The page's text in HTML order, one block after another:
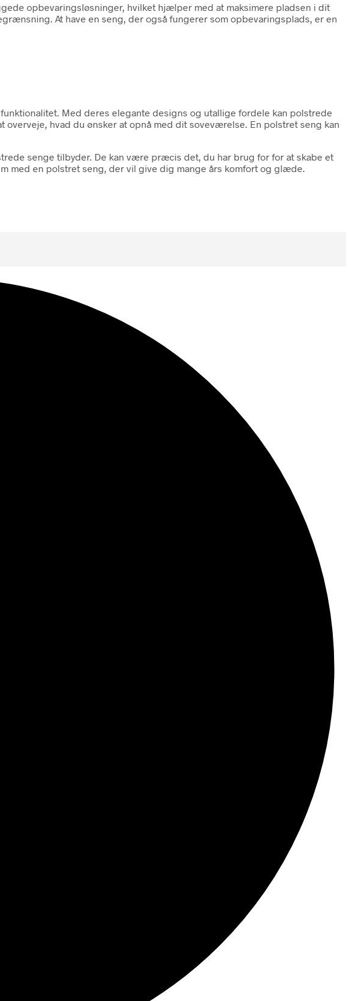
opbevaringsløsninger, hvilket hjælper med at maksimere pladsen i dit
At have en seng, der også fungerer som opbevaringsplads, er en
Med deres elegante designs og utallige fordele kan polstrede
hvad du ønsker at opnå med dit soveværelse. En polstret seng kan
senge tilbyder. De kan være præcis det, du har brug for for at skabe et
med en polstret seng, der vil give dig mange års komfort og glæde.